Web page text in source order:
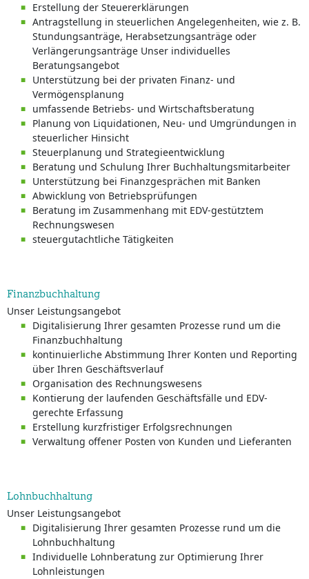
Erstellung der Steuererklärungen
Antragstellung in steuerlichen Angelegenheiten, wie z. B.
Stundungsanträge, Herabsetzungsanträge oder
Verlängerungsanträge Unser individuelles
Beratungsangebot
Unterstützung bei der privaten Finanz- und
Vermögensplanung
umfassende Betriebs- und Wirtschaftsberatung
Planung von Liquidationen, Neu- und Umgründungen in
steuerlicher Hinsicht
Steuerplanung und Strategieentwicklung
Beratung und Schulung Ihrer Buchhaltungsmitarbeiter
Unterstützung bei Finanzgesprächen mit Banken
Abwicklung von Betriebsprüfungen
Beratung im Zusammenhang mit EDV-gestütztem
Rechnungswesen
steuergutachtliche Tätigkeiten
Finanzbuchhaltung
Unser Leistungsangebot
Digitalisierung Ihrer gesamten Prozesse rund um die
Finanzbuchhaltung
kontinuierliche Abstimmung Ihrer Konten und Reporting
über Ihren Geschäftsverlauf
Organisation des Rechnungswesens
Kontierung der laufenden Geschäftsfälle und EDV-
gerechte Erfassung
Erstellung kurzfristiger Erfolgsrechnungen
Verwaltung offener Posten von Kunden und Lieferanten
Lohnbuchhaltung
Unser Leistungsangebot
Digitalisierung Ihrer gesamten Prozesse rund um die
Lohnbuchhaltung
Individuelle Lohnberatung zur Optimierung Ihrer
Lohnleistungen